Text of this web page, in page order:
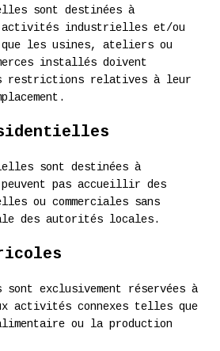
sont destinées à
industrielles et/ou
les usines, ateliers ou
installés doivent
restrictions relatives à leur
sont destinées à
pas accueillir des
ou commerciales sans
des autorités locales.
sont exclusivement réservées à
activités connexes telles que
ou la production